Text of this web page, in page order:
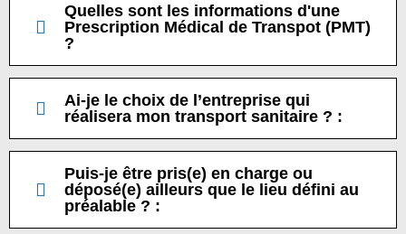
Quelles sont les informations d'une
Prescription Médical de Transpot (PMT)
?
Ai-je le choix de l’entreprise qui
réalisera mon transport sanitaire ? :
Puis-je être pris(e) en charge ou
déposé(e) ailleurs que le lieu défini au
préalable ? :